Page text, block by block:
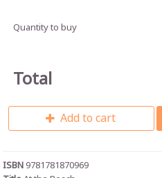
Quantity to buy
Total
Add to cart
ISBN9781781870969